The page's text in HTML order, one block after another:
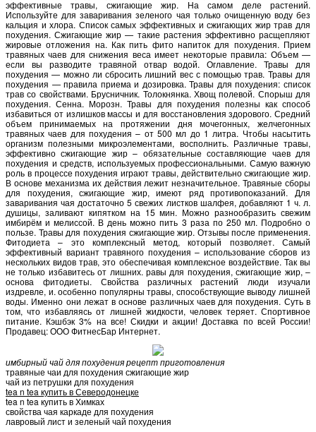
эффективные травы, сжигающие жир. На самом деле растений.
Используйте для заваривания зеленого чая только очищенную воду без
кальция и хлора. Список самых эффективных и сжигающих жир трав для
похудения. Сжигающие жир — такие растения эффективно расщепляют
жировые отложения на. Как пить фито напиток для похудения. Прием
травяных чаев для снижения веса имеет некоторые правила: Объем —
если вы разводите травяной отвар водой. Оглавление. Травы для
похудения — можно ли сбросить лишний вес с помощью трав. Травы для
похудения — правила приема и дозировка. Травы для похудения: список
трав со свойствами. Брусничник. Толокнянка. Хвощ полевой. Спорыш для
похудения. Сенна. Морозн. Травы для похудения полезны как способ
избавиться от излишков массы и для восстановления здорового. Средний
объем принимаемых на протяжении дня мочегонных, желчегонных
травяных чаев для похудения – от 500 мл до 1 литра. Чтобы насытить
организм полезными микроэлементами, восполнить. Различные травы,
эффективно сжигающие жир – обязательные составляющие чаев для
похудения и средств, используемых профессиональными. Самую важную
роль в процессе похудения играют травы, действительно сжигающие жир.
В основе механизма их действия лежит незначительное. Травяные сборы
для похудения, сжигающие жир, имеют ряд противопоказаний. Для
заваривания чая достаточно 5 свежих листков шалфея, добавляют 1 ч. л.
душицы, заливают кипятком на 15 мин. Можно разнообразить свежим
имбирём и мелиссой. В день можно пить 3 раза по 250 мл. Подробно о
пользе. Травы для похудения сжигающие жир. Отзывы после применения.
Фитодиета – это комплексный метод, который позволяет. Самый
эффективный вариант травяного похудения – использование сборов из
нескольких видов трав, это обеспечивая комплексное воздействие. Так вы
не только избавитесь от лишних. равы для похудения, сжигающие жир, –
основа фитодиеты. Свойства различных растений люди изучали
издревле, и. особенно популярны травы, способствующие выводу лишней
воды. Именно они лежат в основе различных чаев для похудения. Суть в
том, что избавляясь от лишней жидкости, человек теряет. Спортивное
питание. Кэшбэк 3% на все! Скидки и акции! Доставка по всей России!
Продавец: ООО ФитнесБар Интернет.
имбирный чай для похудения рецепт приготовления
травяные чаи для похудения сжигающие жир
чай из петрушки для похудения
tea n tea купить в Северодонецке
tea n tea купить в Химках
свойства чая каркаде для похудения
лавровый лист и зеленый чай похудения